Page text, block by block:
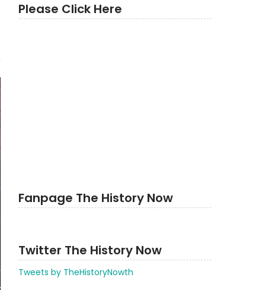
Please Click Here
Fanpage The History Now
Twitter The History Now
Tweets by TheHistoryNowth